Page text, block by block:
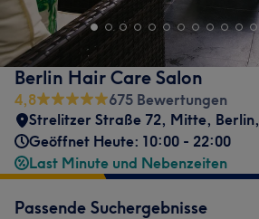
Berlin Hair Care Salon
4,8
675 Bewertungen
Strelitzer Straße 72, Mitte, Berlin,
Geöffnet Heute: 10:00 - 22:00
Last Minute und Nebenzeiten
Passende Suchergebnisse